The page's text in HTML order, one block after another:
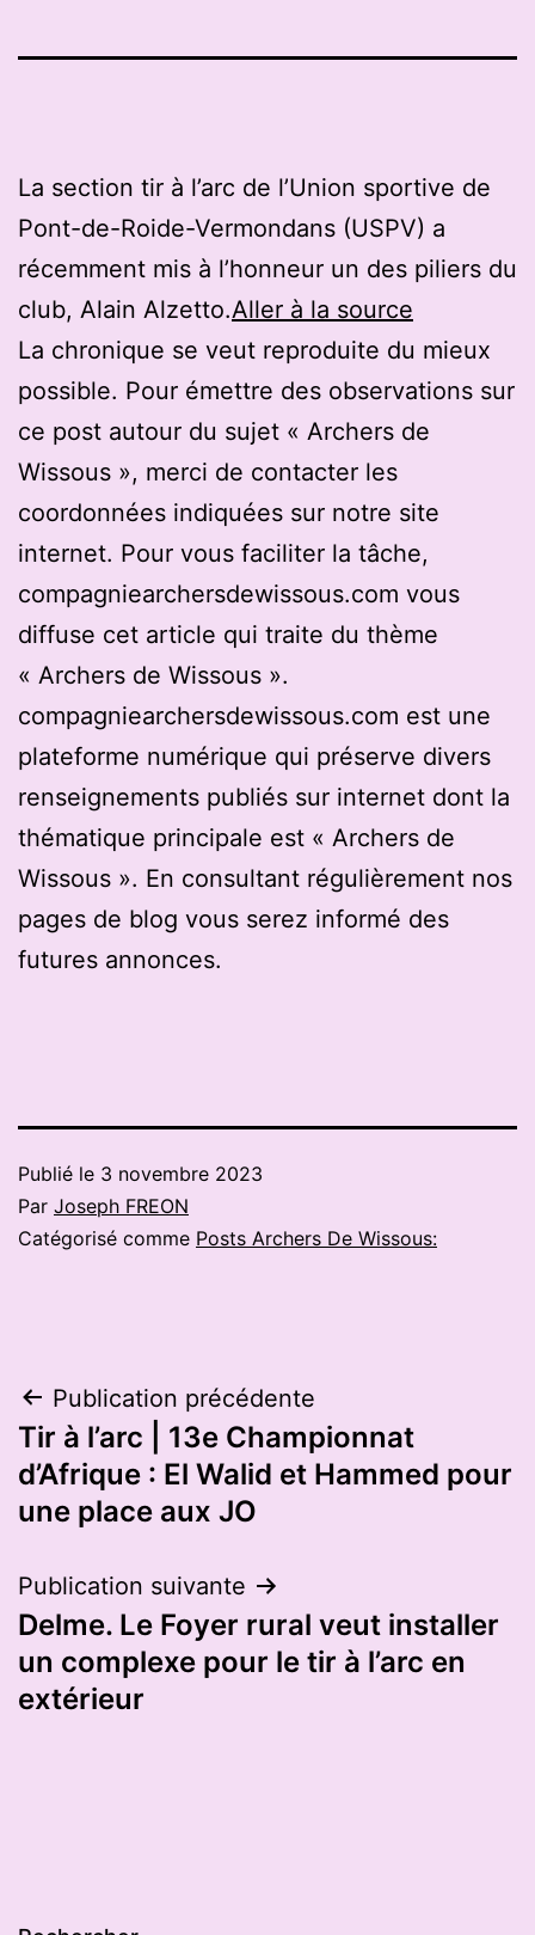
La section tir à l’arc de l’Union sportive de
Pont-de-Roide-Vermondans (USPV) a
récemment mis à l’honneur un des piliers du
club, Alain Alzetto.Aller à la source
La chronique se veut reproduite du mieux
possible. Pour émettre des observations sur
ce post autour du sujet « Archers de
Wissous », merci de contacter les
coordonnées indiquées sur notre site
internet. Pour vous faciliter la tâche,
compagniearchersdewissous.com vous
diffuse cet article qui traite du thème
« Archers de Wissous ».
compagniearchersdewissous.com est une
plateforme numérique qui préserve divers
renseignements publiés sur internet dont la
thématique principale est « Archers de
Wissous ». En consultant régulièrement nos
pages de blog vous serez informé des
futures annonces.
Publié le 3 novembre 2023
Par Joseph FREON
Catégorisé comme Posts Archers De Wissous:
Navigation
de
l’article
Publication précédente
Tir à l’arc | 13e Championnat
d’Afrique : El Walid et Hammed pour
une place aux JO
Publication suivante
Delme. Le Foyer rural veut installer
un complexe pour le tir à l’arc en
extérieur